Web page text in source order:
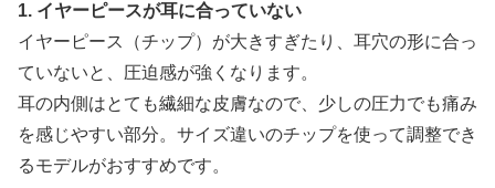
1. イヤーピースが耳に合っていない
イヤーピース（チップ）が大きすぎたり、耳穴の形に合っ
ていないと、圧迫感が強くなります。
耳の内側はとても繊細な皮膚なので、少しの圧力でも痛み
を感じやすい部分。サイズ違いのチップを使って調整でき
るモデルがおすすめです。